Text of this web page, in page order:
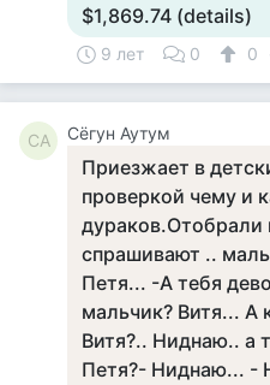
$1,869.74 (details)
9 лет 0 0
СА Сёгун Аутум
Приезжает в
проверкой чему и
спрашивают ..
Петя... -А тебя
мальчик? Витя... А
Витя?.. Ниднаю..
Петя?- Ниднаю... -